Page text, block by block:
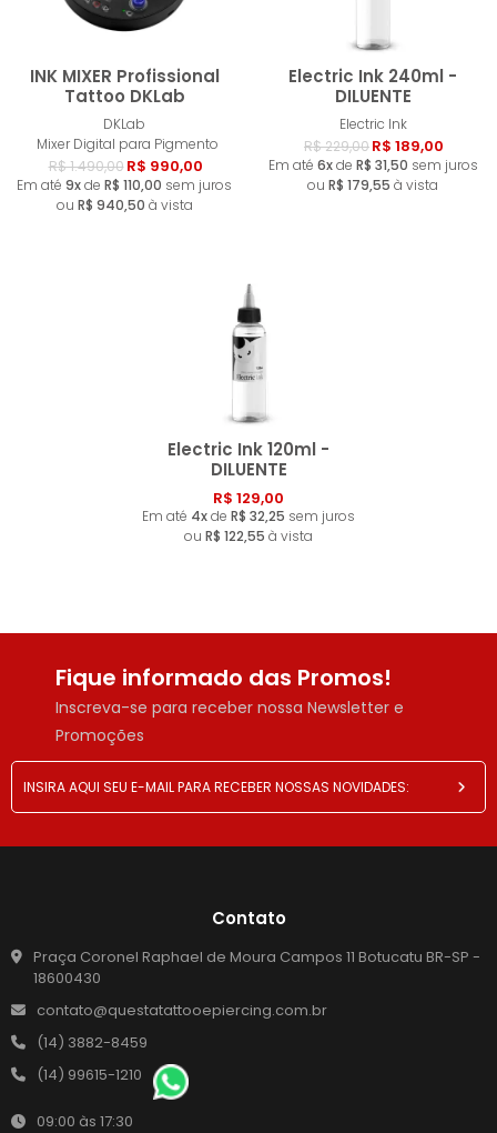
INK MIXER Profissional
Tattoo DKLab
DKLab
Mixer Digital para Pigmento
R$ 1.490,00 R$ 990,00
Em até 9xde R$ 110,00 sem juros
ou R$ 940,50 à vista
Comprar
Electric Ink 240ml -
DILUENTE
Electric Ink
R$ 229,00R$ 189,00
Em até 6xde R$ 31,50 sem juros
ou R$ 179,55 à vista
Electric Ink 120ml -
DILUENTE
R$ 129,00
Em até 4xde R$ 32,25 sem juros
ou R$ 122,55 à vista
Esgotado
Fique informado das Promos!
Inscreva-se para receber nossa Newsletter e
Promoções
Contato
Praça Coronel Raphael de Moura Campos 11 Botucatu BR-SP -
18600430
contato@questatattooepiercing.com.br
(14) 3882-8459
(14) 99615-1210
09:00 às 17:30